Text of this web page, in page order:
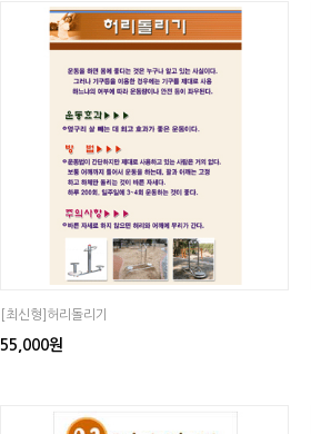
[최신형]허리돌리기
55,000원